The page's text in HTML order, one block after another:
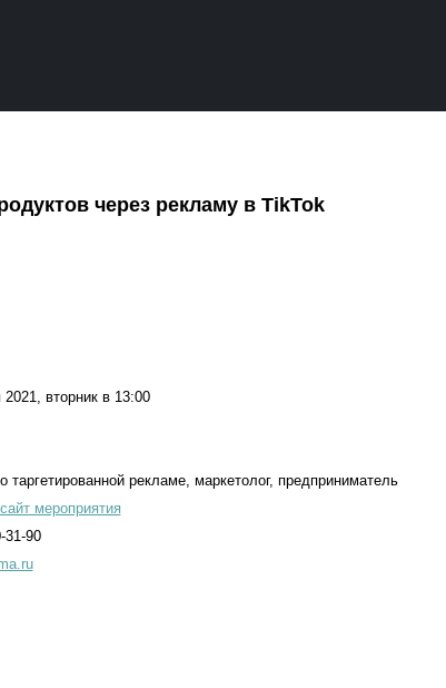
через рекламу в TikTok
2021, вторник в 13:00
таргетированной рекламе, маркетолог, предприниматель
мероприятия
31-90